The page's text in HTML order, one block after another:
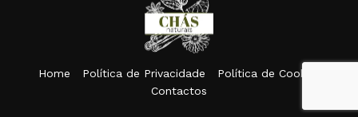
Home Política de Privacidade
Política de Cookies
Contactos